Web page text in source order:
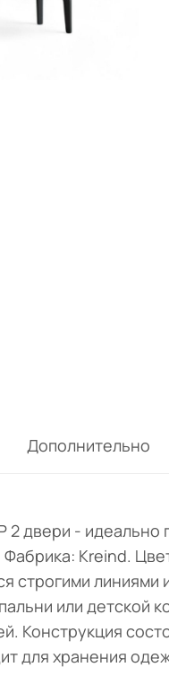
Дополнительно
двери - идеально
Kreind.
строгими
или детской
Конструкция
для хранения